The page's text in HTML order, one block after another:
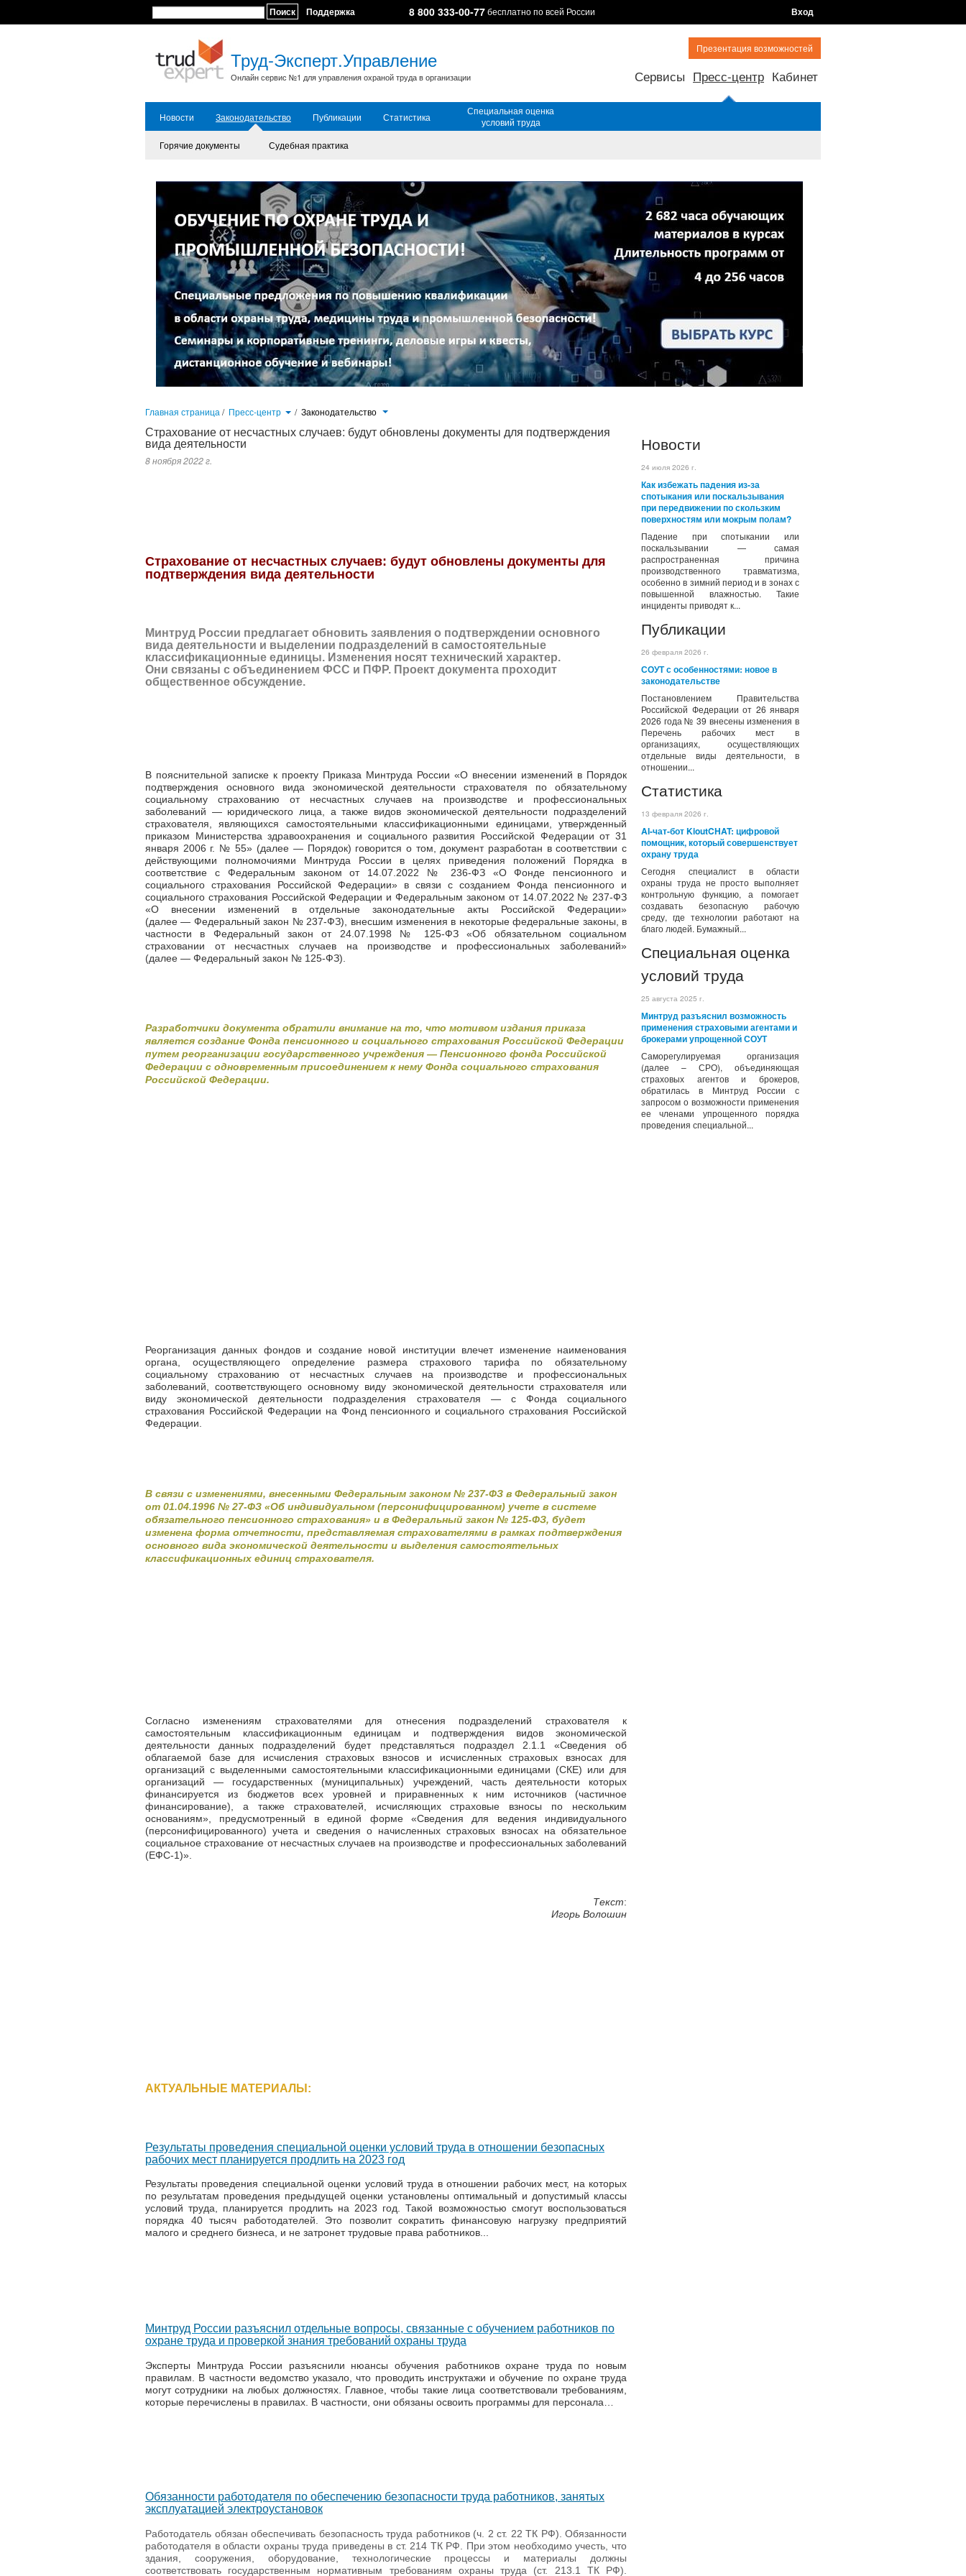
Поиск Поддержка 8 800 333-00-77бесплатно по всей России Вход
Труд-Эксперт.Управление
Онлайн сервис №1 для управления охраной труда в организации
Презентация возможностей
Сервисы Пресс-центр Кабинет
Новости Законодательство Публикации Статистика
Специальная оценка
условий труда
Горячие документы
Судебная практика
Главная страница / Пресс-центр / Законодательство
Новости
24 июля 2026 г.
Как избежать падения из-за
спотыкания или поскальзывания
при передвижении по скользким
поверхностям или мокрым полам?
Падение при спотыкании или
поскальзывании — самая
распространенная причина
производственного травматизма,
особенно в зимний период и в зонах с
повышенной влажностью. Такие
инциденты приводят к...
Публикации
26 февраля 2026 г.
СОУТ с особенностями: новое в
законодательстве
Постановлением Правительства
Российской Федерации от 26 января
2026 года № 39 внесены изменения в
Перечень рабочих мест в
организациях, осуществляющих
отдельные виды деятельности, в
отношении...
Статистика
13 февраля 2026 г.
AI-чат-бот KioutCHAT: цифровой
помощник, который совершенствует
охрану труда
Сегодня специалист в области
охраны труда не просто выполняет
контрольную функцию, а помогает
создавать безопасную рабочую
среду, где технологии работают на
благо людей. Бумажный...
Специальная оценка
условий труда
25 августа 2025 г.
Минтруд разъяснил возможность
применения страховыми агентами и
брокерами упрощенной СОУТ
Саморегулируемая организация
(далее – СРО), объединяющая
страховых агентов и брокеров,
обратилась в Минтруд России с
запросом о возможности применения
ее членами упрощенного порядка
проведения специальной...
Страхование от несчастных случаев: будут обновлены документы для подтверждения
вида деятельности
8 ноября 2022 г.
Страхование от несчастных случаев: будут обновлены документы для
подтверждения вида деятельности
Минтруд России предлагает обновить заявления о подтверждении основного
вида деятельности и выделении подразделений в самостоятельные
классификационные единицы. Изменения носят технический характер.
Они связаны с объединением ФСС и ПФР. Проект документа проходит
общественное обсуждение.
В пояснительной записке к проекту Приказа Минтруда России «О внесении изменений в Порядок
подтверждения основного вида экономической деятельности страхователя по обязательному
социальному страхованию от несчастных случаев на производстве и профессиональных
заболеваний —юридического лица, а также видов экономической деятельности подразделений
страхователя, являющихся самостоятельными классификационными единицами, утвержденный
приказом Министерства здравоохранения и социального развития Российской Федерации от 31
января 2006 г. № 55» (далее —Порядок) говорится о том, документ разработан в соответствии с
действующими полномочиями Минтруда России в целях приведения положений Порядка в
соответствие с Федеральным законом от 14.07.2022 № 236-ФЗ «О Фонде пенсионного и
социального страхования Российской Федерации» в связи с созданием Фонда пенсионного и
социального страхования Российской Федерации и Федеральным законом от 14.07.2022 № 237-ФЗ
«О внесении изменений в отдельные законодательные акты Российской Федерации»
(далее— Федеральный закон № 237-ФЗ), внесшим изменения в некоторые федеральные законы, в
частности в Федеральный закон от 24.07.1998 № 125-ФЗ «Об обязательном социальном
страховании от несчастных случаев на производстве и профессиональных заболеваний»
(далее — Федеральный закон № 125-ФЗ).
Разработчики документа обратили внимание на то, что мотивом издания приказа
является создание Фонда пенсионного и социального страхования Российской Федерации
путем реорганизации государственного учреждения — Пенсионного фонда Российской
Федерации с одновременным присоединением к нему Фонда социального страхования
Российской Федерации.
Реорганизация данных фондов и создание новой институции влечет изменение наименования
органа, осуществляющего определение размера страхового тарифа по обязательному
социальному страхованию от несчастных случаев на производстве и профессиональных
заболеваний, соответствующего основному виду экономической деятельности страхователя или
виду экономической деятельности подразделения страхователя —c Фонда социального
страхования Российской Федерации на Фонд пенсионного и социального страхования Российской
Федерации.
В связи с изменениями, внесенными Федеральным законом № 237-ФЗ в Федеральный закон
от 01.04.1996 № 27-ФЗ «Об индивидуальном (персонифицированном) учете в системе
обязательного пенсионного страхования» и в Федеральный закон № 125-ФЗ, будет
изменена форма отчетности, представляемая страхователями в рамках подтверждения
основного вида экономической деятельности и выделения самостоятельных
классификационных единиц страхователя.
Согласно изменениям страхователями для отнесения подразделений страхователя к
самостоятельным классификационным единицам и подтверждения видов экономической
деятельности данных подразделений будет представляться подраздел 2.1.1 «Сведения об
облагаемой базе для исчисления страховых взносов и исчисленных страховых взносах для
организаций с выделенными самостоятельными классификационными единицами (СКЕ) или для
организаций— государственных (муниципальных) учреждений, часть деятельности которых
финансируется из бюджетов всех уровней и приравненных к ним источников (частичное
финансирование), а также страхователей, исчисляющих страховые взносы по нескольким
основаниям», предусмотренный в единой форме «Сведения для ведения индивидуального
(персонифицированного) учета и сведения о начисленных страховых взносах на обязательное
социальное страхование от несчастных случаев на производстве и профессиональных заболеваний
(ЕФС-1)».
Текст:
Игорь Волошин
АКТУАЛЬНЫЕ МАТЕРИАЛЫ:
Результаты проведения специальной оценки условий труда в отношении безопасных
рабочих мест планируется продлить на 2023 год
Результаты проведения специальной оценки условий труда в отношении рабочих мест, на которых
по результатам проведения предыдущей оценки установлены оптимальный и допустимый классы
условий труда, планируется продлить на 2023 год. Такой возможностью смогут воспользоваться
порядка 40 тысяч работодателей. Это позволит сократить финансовую нагрузку предприятий
малого и среднего бизнеса, и не затронет трудовые права работников...
Минтруд России разъяснил отдельные вопросы, связанные с обучением работников по
охране труда и проверкой знания требований охраны труда
Эксперты Минтруда России разъяснили нюансы обучения работников охране труда по новым
правилам. В частности ведомство указало, что проводить инструктажи и обучение по охране труда
могут сотрудники на любых должностях. Главное, чтобы такие лица соответствовали требованиям,
которые перечислены в правилах. В частности, они обязаны освоить программы для персонала…
Обязанности работодателя по обеспечению безопасности труда работников, занятых
эксплуатацией электроустановок
Работодатель обязан обеспечивать безопасность труда работников (ч. 2 ст. 22 ТК РФ). Обязанности
работодателя в области охраны труда приведены в ст. 214 ТК РФ. При этом необходимо учесть, что
здания, сооружения, оборудование, технологические процессы и материалы должны
соответствовать государственным нормативным требованиям охраны труда (ст. 213.1 ТК РФ).